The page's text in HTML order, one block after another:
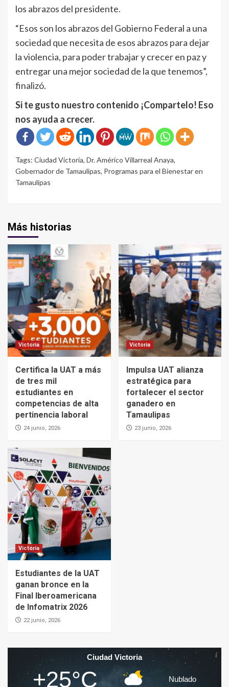
los abrazos del presidente.
“Esos son los abrazos del Gobierno Federal a una
sociedad que necesita de esos abrazos para dejar
la violencia, para poder trabajar y crecer en paz y
entregar una mejor sociedad de la que tenemos”,
finalizó.
Si te gusto nuestro contenido ¡Compartelo! Eso
nos ayuda a crecer.
Tags: Ciudad Victoria, Dr. Américo Villarreal Anaya,
Gobernador de Tamaulipas, Programas para el Bienestar en
Tamaulipas
Más historias
Victoria
Certifica la UAT a más
de tres mil
estudiantes en
competencias de alta
pertinencia laboral
24 junio, 2026
Victoria
Impulsa UAT alianza
estratégica para
fortalecer el sector
ganadero en
Tamaulipas
23 junio, 2026
Victoria
Estudiantes de la UAT
ganan bronce en la
Final Iberoamericana
de Infomatrix 2026
22 junio, 2026
Ciudad Victoria
+25°C Nublado